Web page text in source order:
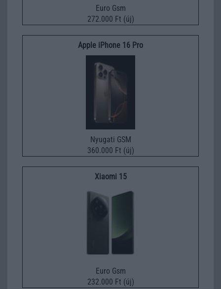
Euro Gsm
272.000 Ft (új)
Apple iPhone 16 Pro
Nyugati GSM
360.000 Ft (új)
Xiaomi 15
Euro Gsm
232.000 Ft (új)